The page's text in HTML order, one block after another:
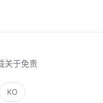
关于免责
KO